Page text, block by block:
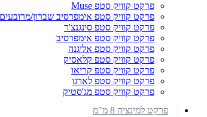
פרקט קוויק סטפ Muse
פרקט קוויק סטפ אימפרסיב שברון/מרובעים
פרקט קוויק סטפ סינגנצ'ר
פרקט קוויק סטפ אימפרסיב
פרקט קוויק סטפ אליגנה
פרקט קוויק סטפ קלאסיק
פרקט קוויק סטפ קריאו
פרקט קוויק סטפ לארגו
פרקט קוויק סטפ מג'סטיק
פרקט למינציה 8 מ"מ